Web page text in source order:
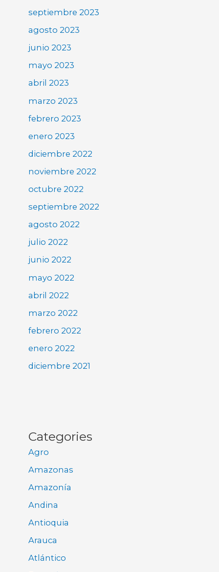
septiembre 2023
agosto 2023
junio 2023
mayo 2023
abril 2023
marzo 2023
febrero 2023
enero 2023
diciembre 2022
noviembre 2022
octubre 2022
septiembre 2022
agosto 2022
julio 2022
junio 2022
mayo 2022
abril 2022
marzo 2022
febrero 2022
enero 2022
diciembre 2021
Categories
Agro
Amazonas
Amazonía
Andina
Antioquia
Arauca
Atlántico